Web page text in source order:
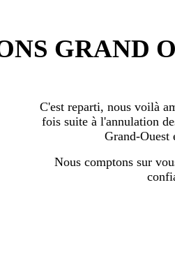
GRAND
C'est reparti, nous voilà
fois suite à l'annulation
Grand-Ouest
Nous comptons sur